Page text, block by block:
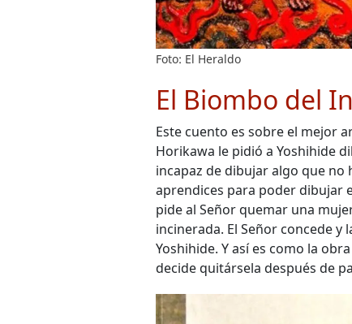
Foto: El Heraldo
El Biombo del
Este cuento es sobre el mejor
Horikawa le pidió a Yoshihide
incapaz de dibujar algo que
aprendices para poder dibujar
pide al Señor quemar una
incinerada. El Señor concede y
Yoshihide. Y así es como la
decide quitársela después de